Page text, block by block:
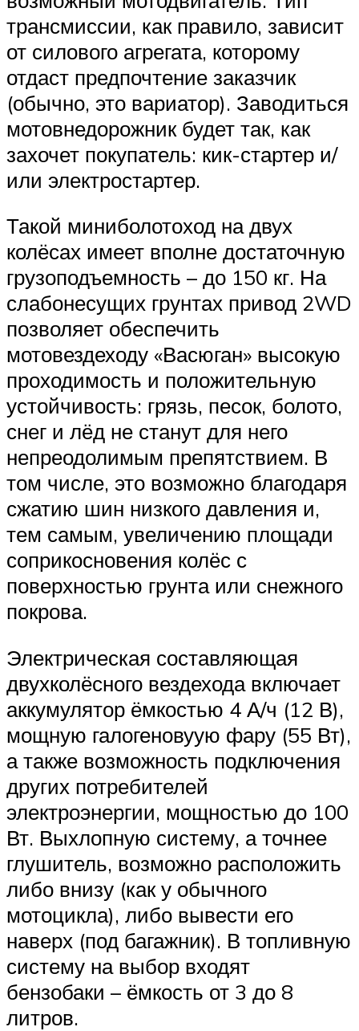
трансмиссии, как правило, зависит
от силового агрегата, которому
отдаст предпочтение заказчик
(обычно, это вариатор). Заводиться
мотовнедорожник будет так, как
захочет покупатель: кик-стартер и/
или электростартер.
Такой миниболотоход на двух
колёсах имеет вполне достаточную
грузоподъемность – до 150 кг. На
слабонесущих грунтах привод 2WD
позволяет обеспечить
мотовездеходу «Васюган» высокую
проходимость и положительную
устойчивость: грязь, песок, болото,
снег и лёд не станут для него
непреодолимым препятствием. В
том числе, это возможно благодаря
сжатию шин низкого давления и,
тем самым, увеличению площади
соприкосновения колёс с
поверхностью грунта или снежного
покрова.
Электрическая составляющая
двухколёсного вездехода включает
аккумулятор ёмкостью 4 А/ч (12 В),
мощную галогеновуую фару (55 Вт),
а также возможность подключения
других потребителей
электроэнергии, мощностью до 100
Вт. Выхлопную систему, а точнее
глушитель, возможно расположить
либо внизу (как у обычного
мотоцикла), либо вывести его
наверх (под багажник). В топливную
систему на выбор входят
бензобаки – ёмкость от 3 до 8
литров.